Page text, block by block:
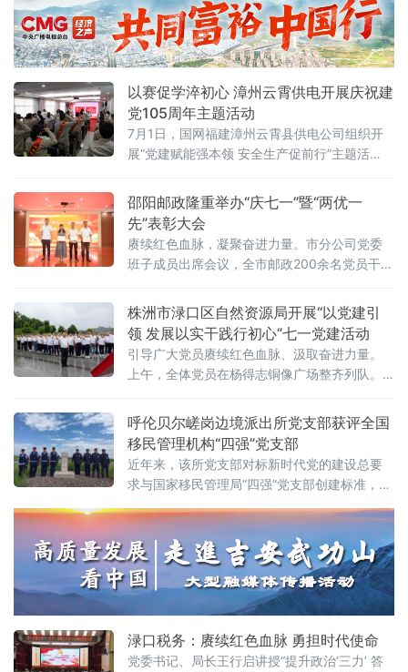
以赛促学淬初心 漳州云霄供电开展庆祝建
党105周年主题活动
7月1日，国网福建漳州云霄县供电公司组织开
展“党建赋能强本领 安全生产促前行”主题活
盖党性教育、先锋表彰、经验分享、知识竞赛
多重内容，以党建引领筑牢安全生产防线，激
励全体党员守初心、担使命、保安全。活动由
该公司总经理、党委副书记黄明领誓，参会党
员面向党旗重温入党誓词，铿锵有力的誓词回
邵阳邮政隆重举办“庆七一”暨“两优一
先”表彰大会
赓续红色血脉，凝聚奋进力量。市分公司党委
班子成员出席会议，全市邮政200余名党员干部
姜正科以《树牢正确政绩观 走好新的赶考路 切
实推动邵阳邮政高质量发展迈上新台阶》为
题，为全体党员讲授党课。党课内容丰富、立
意深远，以树立和践行正确政绩观为主
株洲市渌口区自然资源局开展“以党建引
领 发展以实干践行初心”七一党建活动
引导广大党员赓续红色血脉、汲取奋进力量。
上午，全体党员在杨得志铜像广场整齐列队。
组书记、局长许颖同志的领誓下，全体党员面
向鲜红的党
呼伦贝尔嵯岗边境派出所党支部获评全国
移民管理机构“四强”党支部
近年来，该所党支部对标新时代党的建设总要
求与国家移民管理局“四强”党支部创建标准，将
合，打造“党建红引领边境蓝”战斗堡垒。先后荣
立集体二等功1次、集体三等功2次，获评内蒙
古自治区“坚强堡垒支部”、总站“四强”党支部。
夯基固本，让组织生活接上草原地气。组织生
渌口税务：赓续红色血脉 勇担时代使命
党委书记、局长王行启讲授“提升政治‘三力’ 答